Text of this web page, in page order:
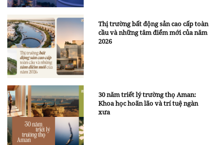
Thị trường bất động sản cao cấp toàn
cầu và những tâm điểm mới của năm
2026
30 năm triết lý trường thọ Aman:
Khoa học hoãn lão và trí tuệ ngàn
xưa